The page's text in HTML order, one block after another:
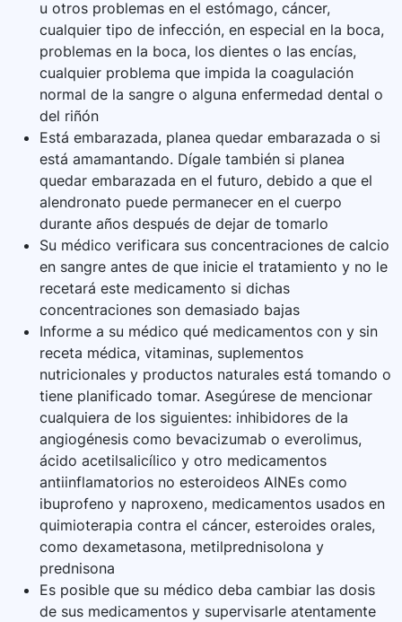
u otros problemas en el estómago, cáncer,
cualquier tipo de infección, en especial en la boca,
problemas en la boca, los dientes o las encías,
cualquier problema que impida la coagulación
normal de la sangre o alguna enfermedad dental o
del riñón
Está embarazada, planea quedar embarazada o si
está amamantando. Dígale también si planea
quedar embarazada en el futuro, debido a que el
alendronato puede permanecer en el cuerpo
durante años después de dejar de tomarlo
Su médico verificara sus concentraciones de calcio
en sangre antes de que inicie el tratamiento y no le
recetará este medicamento si dichas
concentraciones son demasiado bajas
Informe a su médico qué medicamentos con y sin
receta médica, vitaminas, suplementos
nutricionales y productos naturales está tomando o
tiene planificado tomar. Asegúrese de mencionar
cualquiera de los siguientes: inhibidores de la
angiogénesis como bevacizumab o everolimus,
ácido acetilsalicílico y otro medicamentos
antiinflamatorios no esteroideos AINEs como
ibuprofeno y naproxeno, medicamentos usados en
quimioterapia contra el cáncer, esteroides orales,
como dexametasona, metilprednisolona y
prednisona
Es posible que su médico deba cambiar las dosis
de sus medicamentos y supervisarle atentamente